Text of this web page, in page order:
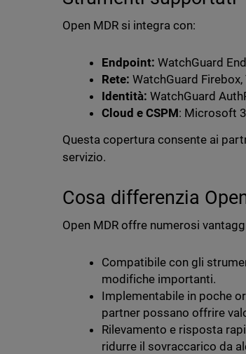
Open MDR si integra con:
Endpoint: WatchGuard
Rete: WatchGuard
Identità: WatchGuard
Cloud e CSPM: Microsoft
Questa copertura consente ai
servizio.
Cosa differenzia
Open MDR offre numerosi
Compatibile con gli
modifiche importanti.
Implementabile in poche
partner possano offrire
Rilevamento e risposta
ridurre il sovraccarico da